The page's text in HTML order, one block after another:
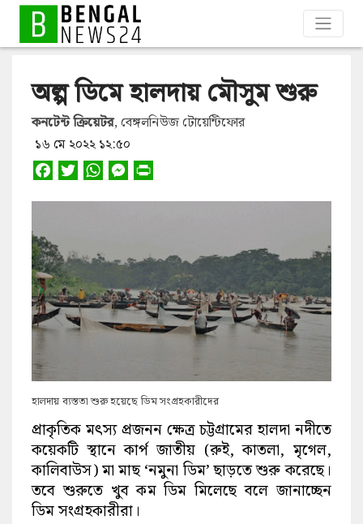
অল্প ডিমে হালদায় মৌসুম শুরু
কনটেন্ট ক্রিয়েটর, বেঙ্গলনিউজ টোয়েন্টিফোর
১৬ মে ২০২২ ১২:৫০
হালদায় ব্যস্ততা শুরু হয়েছে ডিম সংগ্রহকারীদের
প্রাকৃতিক মৎস্য প্রজনন ক্ষেত্র চট্টগ্রামের হালদা নদীতে
কয়েকটি স্থানে কার্প জাতীয় (রুই, কাতলা, মৃগেল,
কালিবাউস) মা মাছ ‘নমুনা ডিম’ ছাড়তে শুরু করেছে।
তবে শুরুতে খুব কম ডিম মিলেছে বলে জানাচ্ছেন
ডিম সংগ্রহকারীরা।